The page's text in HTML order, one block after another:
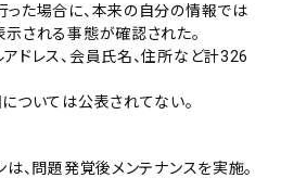
た場合に、本来の自分の情報では
される事態が確認された。
ドレス、会員氏名、住所など計326
ついては公表されてない。
、問題発覚後メンテナンスを実施。